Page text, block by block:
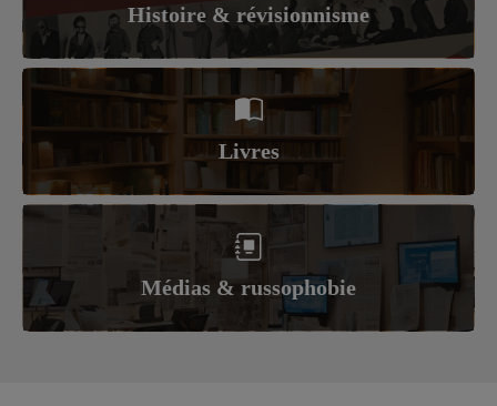
Histoire & révisionnisme
Livres
Médias & russophobie